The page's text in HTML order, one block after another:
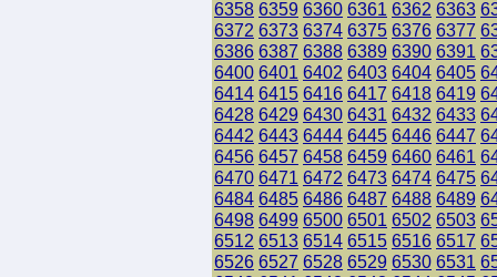
6358 6359 6360 6361 6362 6363
6372 6373 6374 6375 6376 6377
6386 6387 6388 6389 6390 6391
6400 6401 6402 6403 6404 6405
6414 6415 6416 6417 6418 6419
6428 6429 6430 6431 6432 6433
6442 6443 6444 6445 6446 6447
6456 6457 6458 6459 6460 6461
6470 6471 6472 6473 6474 6475
6484 6485 6486 6487 6488 6489
6498 6499 6500 6501 6502 6503
6512 6513 6514 6515 6516 6517
6526 6527 6528 6529 6530 6531